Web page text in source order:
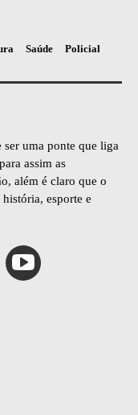
Saúde
Policial
uma ponte que liga
assim as
além é claro que o
esporte e